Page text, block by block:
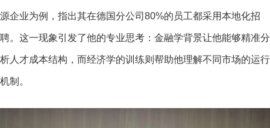
源企业为例，指出其在德国分公司80%的员工都采用本地化招
聘。这一现象引发了他的专业思考：金融学背景让他能够精准分
析人才成本结构，而经济学的训练则帮助他理解不同市场的运行
机制。